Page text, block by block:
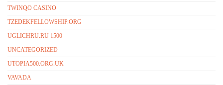
TWINQO CASINO
TZEDEKFELLOWSHIP.ORG
UGLICHRU.RU 1500
UNCATEGORIZED
UTOPIA500.ORG.UK
VAVADA